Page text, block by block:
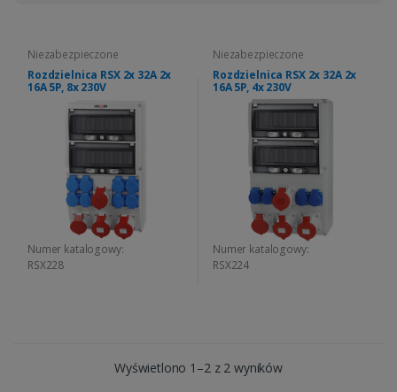
Niezabezpieczone
Rozdzielnica RSX 2x 32A 2x
16A 5P, 8x 230V
Numer katalogowy:
RSX228
Niezabezpieczone
Rozdzielnica RSX 2x 32A 2x
16A 5P, 4x 230V
Numer katalogowy:
RSX224
Wyświetlono 1–2 z 2 wyników